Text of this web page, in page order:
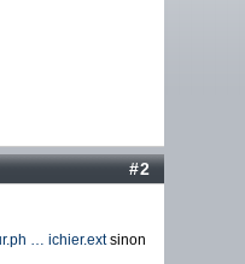
#2
… ichier.extsinon